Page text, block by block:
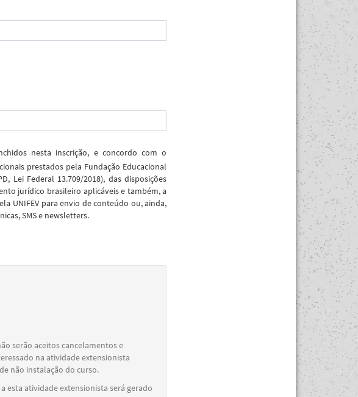
nesta inscrição, e concordo com o
prestados pela Fundação Educacional
Lei Federal 13.709/2018), das disposições
jurídico brasileiro aplicáveis e também, a
UNIFEV para envio de conteúdo ou, ainda,
SMS e newsletters.
serão aceitos cancelamentos e
na atividade extensionista
não instalação do curso.
esta atividade extensionista será gerado